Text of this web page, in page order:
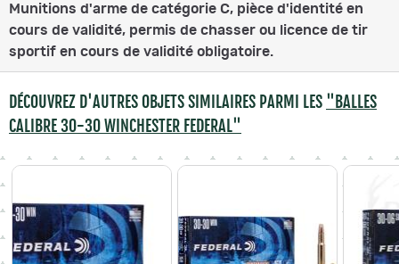
Munitions d'arme de catégorie C, pièce d'identité en
cours de validité, permis de chasser ou licence de tir
sportif en cours de validité obligatoire.
DÉCOUVREZ D'AUTRES OBJETS SIMILAIRES PARMI LES "BALLES
CALIBRE 30-30 WINCHESTER FEDERAL"